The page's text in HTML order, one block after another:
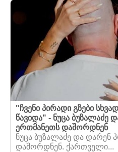
"ჩვენი პირადი გზები
წავიდა" - ნუცა ბუზალაძე
ერთმანეთს დაშორდნენ
ნუცა ბუზალაძე და დარენ
დაშორდნენ. ქართველი...